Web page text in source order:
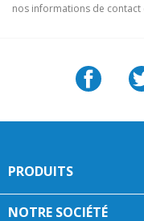
nos informations de
PRODUITS
NOTRE SOCIÉTÉ